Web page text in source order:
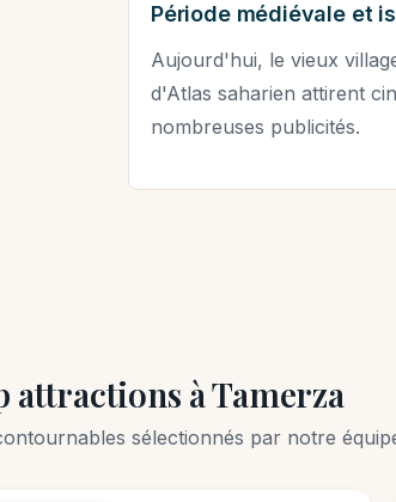
Période médiévale et
Aujourd'hui, le vieux
d'Atlas saharien attirent
nombreuses publicités.
attractions à Tamerza
sélectionnés par notre